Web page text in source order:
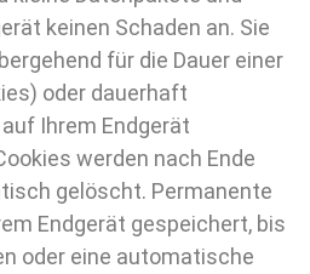
keinen Schaden an. Sie
für die Dauer einer
oder dauerhaft
Ihrem Endgerät
werden nach Ende
gelöscht. Permanente
Endgerät gespeichert, bis
oder eine automatische